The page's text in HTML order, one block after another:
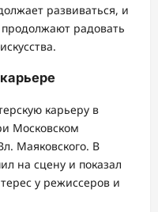
развиваться, и
радовать
карьеру в
Московском
Маяковского. В
на сцену и показал
у режиссеров и